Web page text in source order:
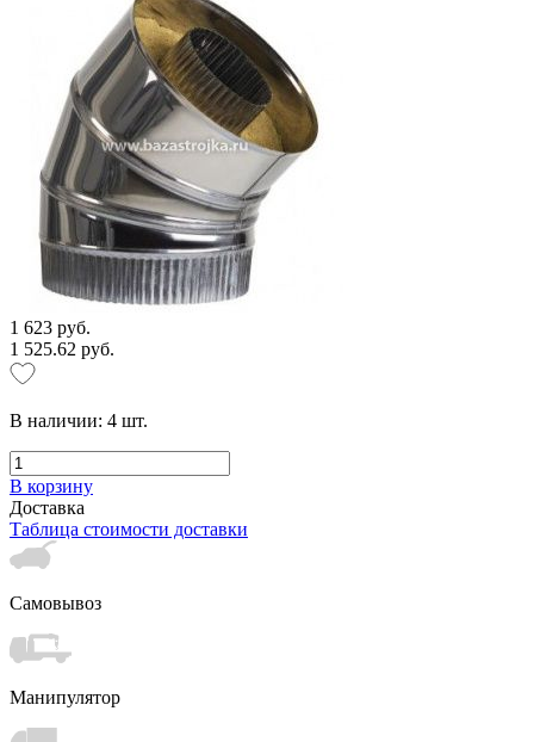
1 623 руб.
1 525.62 руб.
В наличии: 4 шт.
В корзину
Доставка
Таблица стоимости доставки
Самовывоз
Манипулятор